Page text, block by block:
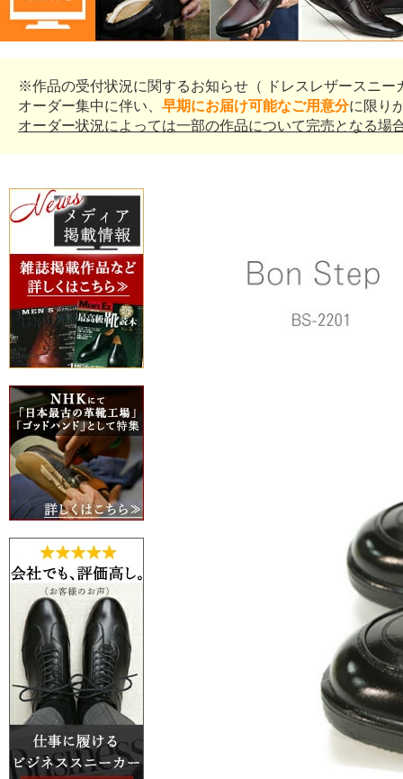
※作品の受付状況に関するお知らせ（ ドレスレザースニー
オーダー集中に伴い、 早期にお届け可能なご用意分に限り
オーダー状況によっては一部の作品について完売となる場